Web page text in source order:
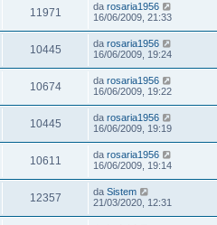
11971 da rosaria1956
16/06/2009, 21:33
10445 da rosaria1956
16/06/2009, 19:24
10674 da rosaria1956
16/06/2009, 19:22
10445 da rosaria1956
16/06/2009, 19:19
10611 da rosaria1956
16/06/2009, 19:14
12357 da Sistem
21/03/2020, 12:31